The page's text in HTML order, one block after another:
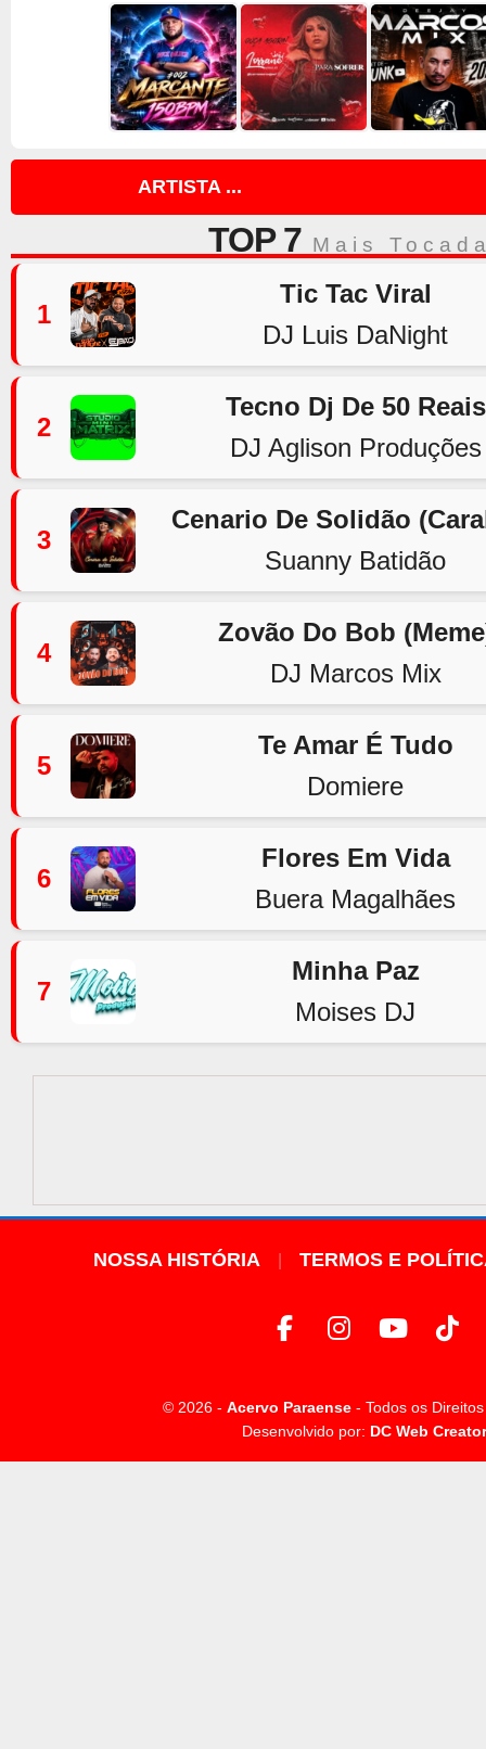
ARTISTA ...
TOP 7 Mais
1
Tic Tac Viral
DJ Luis DaNight
2
Tecno Dj De 50 Reais
DJ Aglison Produções
3
Cenario De Solidão
Suanny Batidão
4
Zovão Do Bob
DJ Marcos Mix
5
Te Amar É Tudo
Domiere
6
Flores Em Vida
Buera Magalhães
7
Minha Paz
Moises DJ
NOSSA HISTÓRIA TERMOS E
© 2026 - Acervo Paraense - Todos os
Desenvolvido por: DC Web